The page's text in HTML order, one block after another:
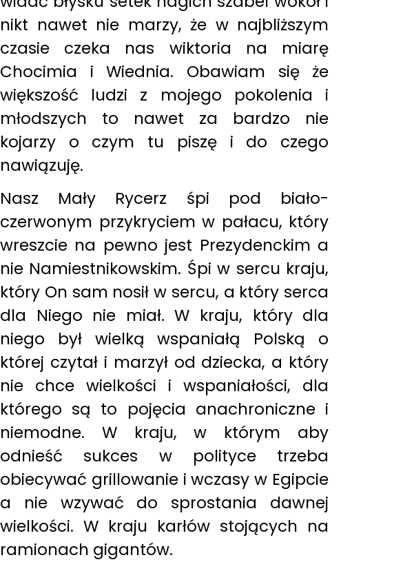
nikt nawet nie marzy, że w najbliższym
czasie czeka nas wiktoria na miarę
Chocimia i Wiednia. Obawiam się że
większość ludzi z mojego pokolenia i
młodszych to nawet za bardzo nie
kojarzy o czym tu piszę i do czego
nawiązuję.
Nasz Mały Rycerz śpi pod biało-
czerwonym przykryciem w pałacu, który
wreszcie na pewno jest Prezydenckim a
nie Namiestnikowskim. Śpi w sercu kraju,
który On sam nosił w sercu, a który serca
dla Niego nie miał. W kraju, który dla
niego był wielką wspaniałą Polską o
której czytał i marzył od dziecka, a który
nie chce wielkości i wspaniałości, dla
którego są to pojęcia anachroniczne i
niemodne. W kraju, w którym aby
odnieść sukces w polityce trzeba
obiecywać grillowanie i wczasy w Egipcie
a nie wzywać do sprostania dawnej
wielkości. W kraju karłów stojących na
ramionach gigantów.